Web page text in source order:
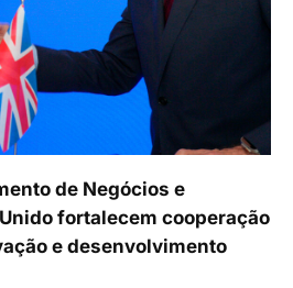
de Negócios e
fortalecem cooperação
e desenvolvimento